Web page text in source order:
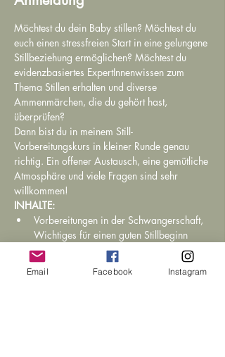
Möchtest du dein Baby stillen? Möchtest du
euch einen stressfreien Start in eine gelungene
Stillbeziehung ermöglichen? Möchtest du
evidenzbasiertes ExpertInnenwissen zum
Thema Stillen erhalten und diverse
Ammenmärchen, die du gehört hast,
überprüfen?
Dann bist du in meinem Still-
Vorbereitungskurs in kleiner Runde genau
richtig. Ein offener Austausch, eine gemütliche
Atmosphäre und viele Fragen sind sehr
willkommen!
INHALTE:
Vorbereitungen in der Schwangerschaft,
Wichtiges für einen guten Stillbeginn
Muttermilch – Wunder der Natur
Das erste Anlegen und die ersten Stunden
nach der Geburt
Email Facebook Instagram